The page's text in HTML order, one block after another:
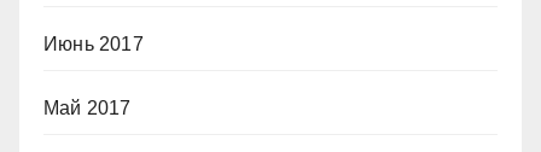
Июнь 2017
Май 2017